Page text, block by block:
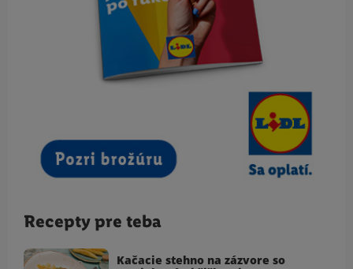
Recepty pre teba
Kačacie stehno na zázvore so